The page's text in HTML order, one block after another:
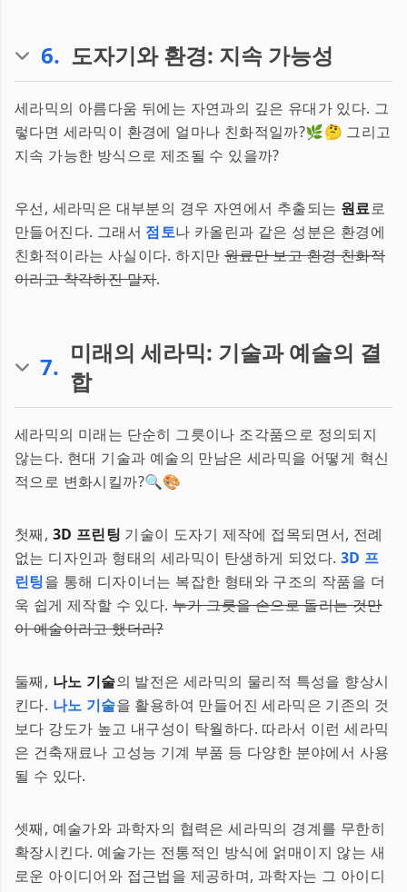
6. 도자기와 환경: 지속 가능성
세라믹의 아름다움 뒤에는 자연과의 깊은 유대가 있다. 그
렇다면 세라믹이 환경에 얼마나 친화적일까?🌿🤔 그리고
지속 가능한 방식으로 제조될 수 있을까?
우선, 세라믹은 대부분의 경우 자연에서 추출되는 원료로
만들어진다. 그래서 점토나 카올린과 같은 성분은 환경에
친화적이라는 사실이다. 하지만원료만 보고 환경 친화적
이라고 착각하진 말자.
7. 미래의 세라믹: 기술과 예술의 결
합
세라믹의 미래는 단순히 그릇이나 조각품으로 정의되지
않는다. 현대 기술과 예술의 만남은 세라믹을 어떻게 혁신
적으로 변화시킬까?🔍🎨
첫째, 3D 프린팅 기술이 도자기 제작에 접목되면서, 전례
없는 디자인과 형태의 세라믹이 탄생하게 되었다. 3D 프
린팅을 통해 디자이너는 복잡한 형태와 구조의 작품을 더
욱 쉽게 제작할 수 있다. 누가 그릇을 손으로 돌리는 것만
이 예술이라고 했더라?
둘째, 나노 기술의 발전은 세라믹의 물리적 특성을 향상시
킨다. 나노 기술을 활용하여 만들어진 세라믹은 기존의 것
보다 강도가 높고 내구성이 탁월하다. 따라서 이런 세라믹
은 건축재료나 고성능 기계 부품 등 다양한 분야에서 사용
될 수 있다.
셋째, 예술가와 과학자의 협력은 세라믹의 경계를 무한히
확장시킨다. 예술가는 전통적인 방식에 얽매이지 않는 새
로운 아이디어와 접근법을 제공하며, 과학자는 그 아이디